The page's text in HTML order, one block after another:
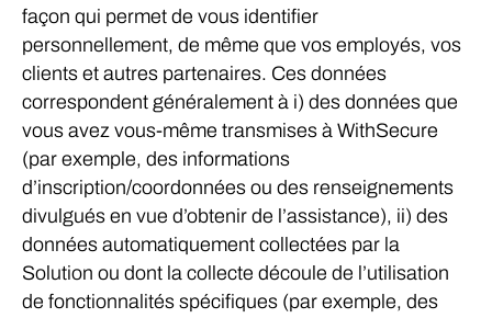
façon qui permet de vous identifier
personnellement, de même que vos employés, vos
clients et autres partenaires. Ces données
correspondent généralement à i) des données que
vous avez vous-même transmises à WithSecure
(par exemple, des informations
d’inscription/coordonnées ou des renseignements
divulgués en vue d’obtenir de l’assistance), ii) des
données automatiquement collectées par la
Solution ou dont la collecte découle de l’utilisation
de fonctionnalités spécifiques (par exemple, des